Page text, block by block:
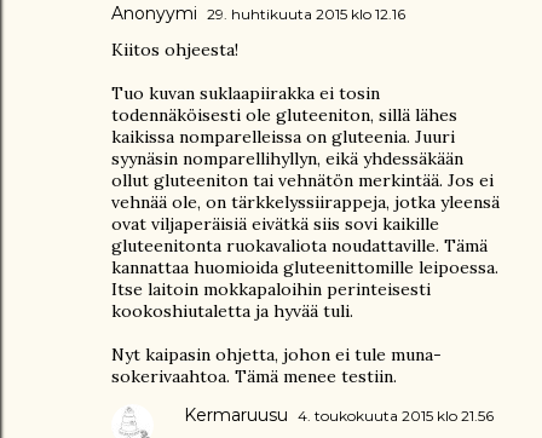
Anonyymi 29. huhtikuuta 2015 klo 12.16
Kiitos ohjeesta!
Tuo kuvan suklaapiirakka ei tosin
todennäköisesti ole gluteeniton, sillä lähes
kaikissa nomparelleissa on gluteenia. Juuri
syynäsin nomparellihyllyn, eikä yhdessäkään
ollut gluteeniton tai vehnätön merkintää. Jos ei
vehnää ole, on tärkkelyssiirappeja, jotka yleensä
ovat viljaperäisiä eivätkä siis sovi kaikille
gluteenitonta ruokavaliota noudattaville. Tämä
kannattaa huomioida gluteenittomille leipoessa.
Itse laitoin mokkapaloihin perinteisesti
kookoshiutaletta ja hyvää tuli.
Nyt kaipasin ohjetta, johon ei tule muna-
sokerivaahtoa. Tämä menee testiin.
Kermaruusu 4. toukokuuta 2015 klo 21.56